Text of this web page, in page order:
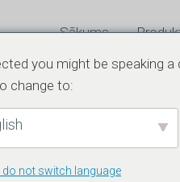
Sākums
you might be speaking a
change to:
do not switch language